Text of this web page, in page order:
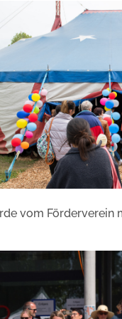
vom Förderverein